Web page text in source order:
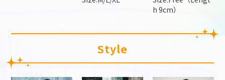
h 9cm）
Style